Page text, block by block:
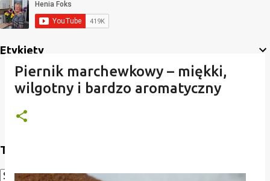
Etykiety
Translate
Piernik marchewkowy – miękki,
wilgotny i bardzo aromatyczny